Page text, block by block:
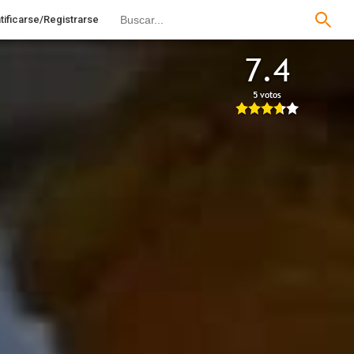
Registrarse
7.4
5 votos